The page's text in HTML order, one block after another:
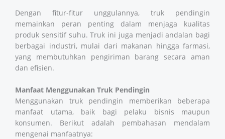
Dengan fitur-fitur unggulannya, truk pendingin
memainkan peran penting dalam menjaga kualitas
produk sensitif suhu. Truk ini juga menjadi andalan bagi
berbagai industri, mulai dari makanan hingga farmasi,
yang membutuhkan pengiriman barang secara aman
dan efisien.
Manfaat Menggunakan Truk Pendingin
Menggunakan truk pendingin memberikan beberapa
manfaat utama, baik bagi pelaku bisnis maupun
konsumen. Berikut adalah pembahasan mendalam
mengenai manfaatnya: